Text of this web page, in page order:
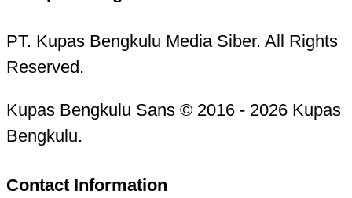
PT. Kupas Bengkulu Media Siber. All Rights
Reserved.
Kupas Bengkulu Sans © 2016 - 2026 Kupas
Bengkulu.
Contact Information